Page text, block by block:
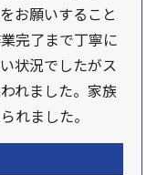
お願いすること
完了まで丁寧に
状況でしたがス
れました。家族
れました。